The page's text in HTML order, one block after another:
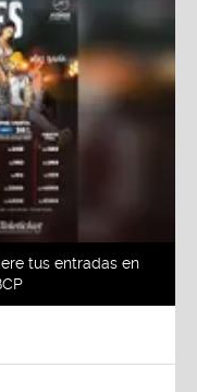
tus entradas en